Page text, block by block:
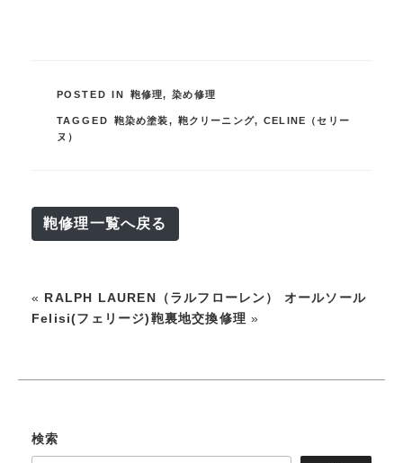
POSTED IN 鞄修理,染め修理
TAGGED 鞄染め塗装, 鞄クリーニング, CELINE（セリー
ヌ）
鞄修理一覧へ戻る
« RALPH LAUREN（ラルフローレン） オールソール
Felisi(フェリージ)鞄裏地交換修理 »
検索